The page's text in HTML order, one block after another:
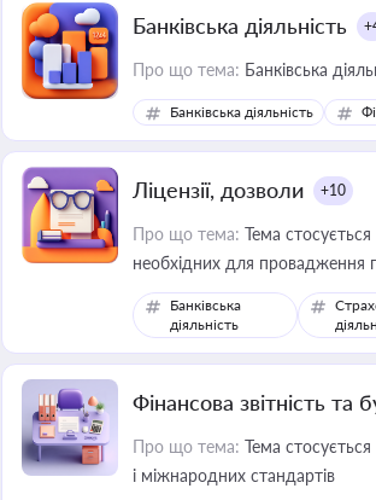
Банківська діяльність
Про що тема: Банківська
Банківська діяльність
Ліцензії, дозволи +10
Про що тема: Тема
необхідних для провадження
Банківська
діяльність
Фінансова звітність
Про що тема: Тема стосується
і міжнародних стандартів